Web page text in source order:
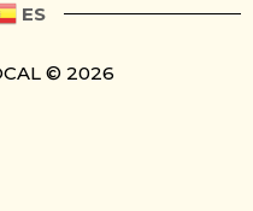
ES
© 2026